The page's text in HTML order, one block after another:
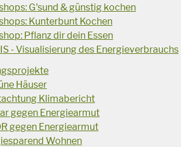
G'sund & günstig kochen
Kunterbunt Kochen
Pflanz dir dein Essen
- Visualisierung des Energieverbrauchs
Häuser
Klimabericht
gegen Energiearmut
gegen Energiearmut
Wohnen